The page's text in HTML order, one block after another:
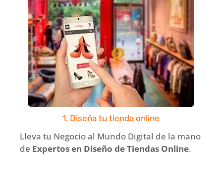
1. Diseña tu tienda online
Lleva tu Negocio al Mundo Digital de la mano
de Expertos en Diseño de Tiendas Online.